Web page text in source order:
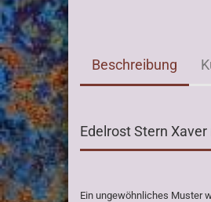
Beschreibung
Edelrost Stern
Ein ungewöhnliches Muster